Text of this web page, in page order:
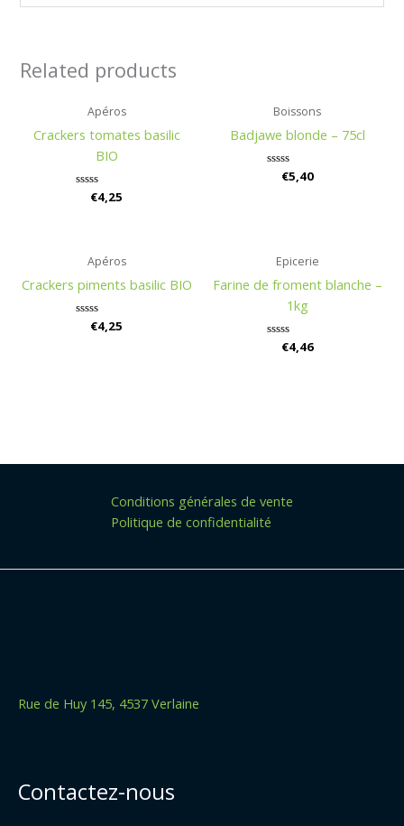
Related products
Apéros
Crackers tomates basilic
BIO
Rated
€4,25
Boissons
Badjawe blonde – 75cl
Rated
€5,40
Apéros
Crackers piments basilic BIO
Rated
€4,25
Epicerie
Farine de froment blanche –
1kg
Rated
€4,46
Conditions générales de vente
Politique de confidentialité
Rue de Huy 145, 4537 Verlaine
Contactez-nous